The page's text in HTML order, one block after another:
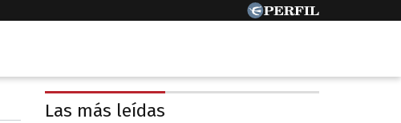
Las más leídas